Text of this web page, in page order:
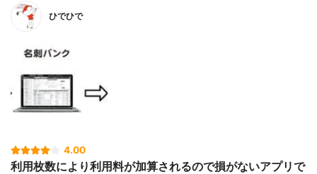
ひでひで
4.00
利用枚数により利用料が加算されるので損がないアプリで